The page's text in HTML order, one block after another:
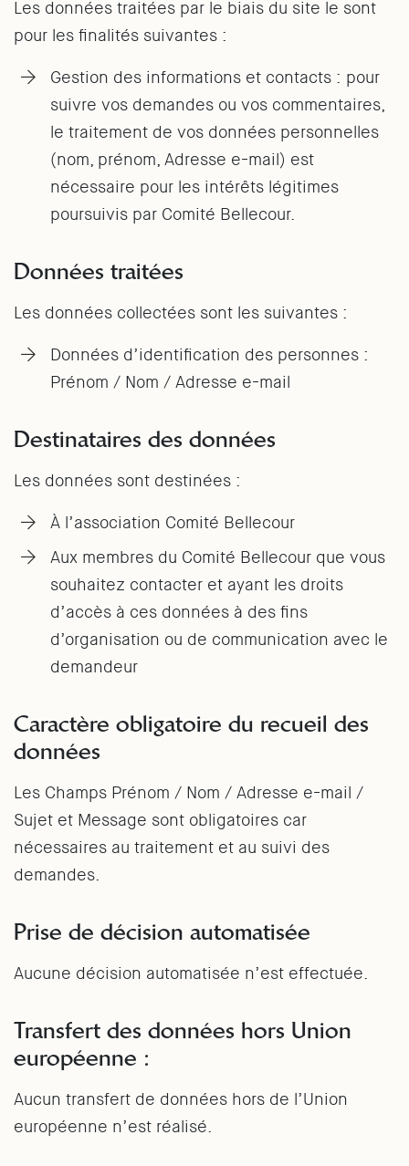
Les données traitées par le biais du site le sont
pour les finalités suivantes :
Gestion des informations et contacts : pour
suivre vos demandes ou vos commentaires,
le traitement de vos données personnelles
(nom, prénom, Adresse e-mail) est
nécessaire pour les intérêts légitimes
poursuivis par Comité Bellecour.
Données traitées
Les données collectées sont les suivantes :
Données d’identification des personnes :
Prénom / Nom / Adresse e-mail
Destinataires des données
Les données sont destinées :
À l’association Comité Bellecour
Aux membres du Comité Bellecour que vous
souhaitez contacter et ayant les droits
d’accès à ces données à des fins
d’organisation ou de communication avec le
demandeur
Caractère obligatoire du recueil des
données
Les Champs Prénom / Nom / Adresse e-mail /
Sujet et Message sont obligatoires car
nécessaires au traitement et au suivi des
demandes.
Prise de décision automatisée
Aucune décision automatisée n’est effectuée.
Transfert des données hors Union
européenne :
Aucun transfert de données hors de l’Union
européenne n’est réalisé.